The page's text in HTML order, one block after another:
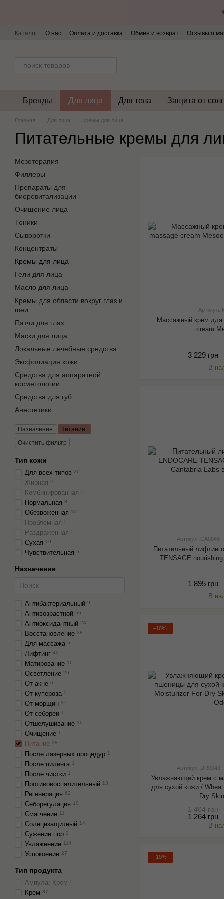
Каталог О нас Оплата и доставка Обмен и возврат Отзывы о
Бренды Для лица Для тела Защита от
Главная Для лица Кремы для лица
Питательные кремы для
Артикул:
Массажный крем
cream
3 229 грн
В
Артикул: CA0048
Питательный
TENSAGE
1 895 грн
В
−10%
Артикул: DR0043
Увлажняющий крем с
для сухой кожи /
Dry
1 404 грн
1 264 грн
В
−10%
Мезотерапия
Филлеры
Препараты для
биоревитализации
Очищение лица
Тоники
Сыворотки
Концентраты
Кремы для лица
Гели для лица
Масло для лица
Кремы для области вокруг глаз и
шеи
Патчи для глаз
Маски для лица
Локальные лечебные средства
Эксфолиация кожи
Средства для аппаратной
косметологии
Средства для губ
Анестетики
Назначение:
Питание
Очистить фильтр
Тип кожи
Для всех типов 20
Жирная
Комбинированная
Нормальная 8
Обезвоженная 10
Проблемная
Раздраженная
Сухая 19
Чувствительная 5
Назначение
Антибактериальный 9
Антивозрастной 56
Антиоксидантный 24
Восстановление 38
Для массажа 5
Лифтинг 42
Матирование 10
Осветление 26
От акне 6
От купероза 5
От морщин 37
От себореи 1
Отшелушивание 10
Очищение 1
Питание 38
После лазерных процедур 1
После пилинга 1
После чистки 1
Противовоспалительный 13
Регенерация 62
Себорегуляция 10
Смягчение 11
Солнцезащитный 14
Сужение пор 3
Увлажнение 114
Успокоение 27
Тип продукта
Ампула; Крем
Крем 37